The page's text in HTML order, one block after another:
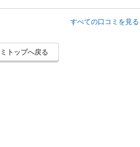
すべての口コミを見
トップへ戻る